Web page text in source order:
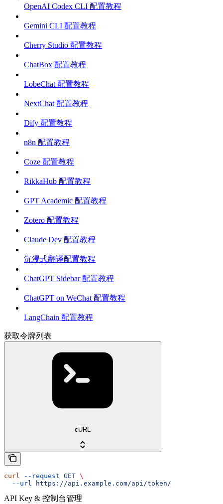
OpenAI Codex CLI 配置教程
Gemini CLI 配置教程
Cherry Studio 配置教程
ChatBox 配置教程
LobeChat 配置教程
NextChat 配置教程
Dify 配置教程
n8n 配置教程
Coze 配置教程
RikkaHub 配置教程
GPT Academic 配置教程
Zotero 配置教程
Claude Dev 配置教程
沉浸式翻译配置教程
ChatGPT Sidebar 配置教程
ChatGPT on WeChat 配置教程
LangChain 配置教程
获取令牌列表
cURL
curl --request GET \
  --url
https://api.example.com/api/token/
API Key & 控制台管理